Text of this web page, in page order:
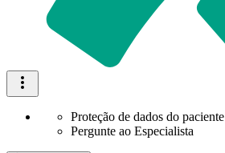
Proteção de dados do paciente
Pergunte ao Especialista